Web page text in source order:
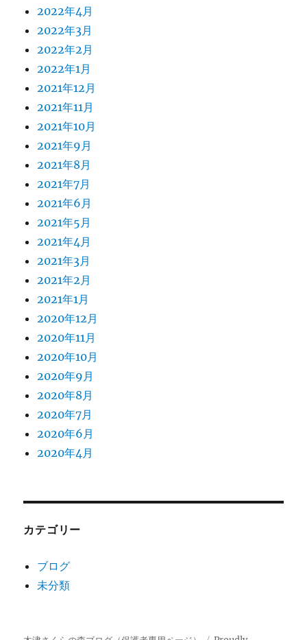
2022年4月
2022年3月
2022年2月
2022年1月
2021年12月
2021年11月
2021年10月
2021年9月
2021年8月
2021年7月
2021年6月
2021年5月
2021年4月
2021年3月
2021年2月
2021年1月
2020年12月
2020年11月
2020年10月
2020年9月
2020年8月
2020年7月
2020年6月
2020年4月
カテゴリー
ブログ
未分類